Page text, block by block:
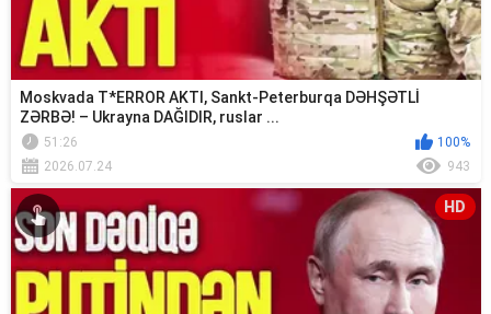
Moskvada T*ERROR AKTI, Sankt-Peterburqa DƏHŞƏTLİ
ZƏRBƏ! – Ukrayna DAĞIDIR, ruslar ...
51:26
100%
2026.07.24
943
HD